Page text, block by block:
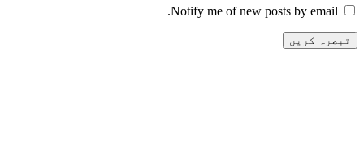
Notify me of new posts by email.